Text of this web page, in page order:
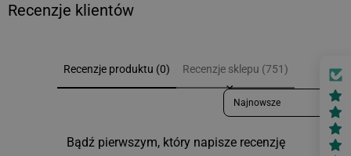
Recenzje klientów
Recenzje produktu (0) Recenzje sklepu (751)
Sort reviews by
Bądź pierwszym, który napisze recenzję